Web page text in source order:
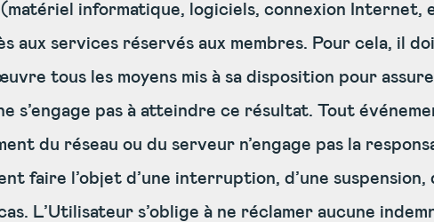
informatique, logiciels, connexion Internet,
aux services réservés aux membres. Pour cela, il
tous les moyens mis à sa disposition pour
s’engage pas à atteindre ce résultat. Tout
du réseau ou du serveur n’engage pas la
faire l’objet d’une interruption, d’une suspension,
L’Utilisateur s’oblige à ne réclamer aucune